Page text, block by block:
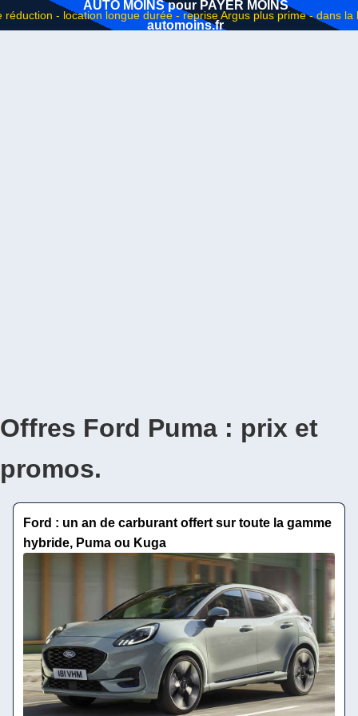
AUTO MOINS pour PAYER MOINS
automoins.fr
Offres Ford Puma : prix et
promos.
Ford : un an de carburant offert sur toute la gamme
hybride, Puma ou Kuga